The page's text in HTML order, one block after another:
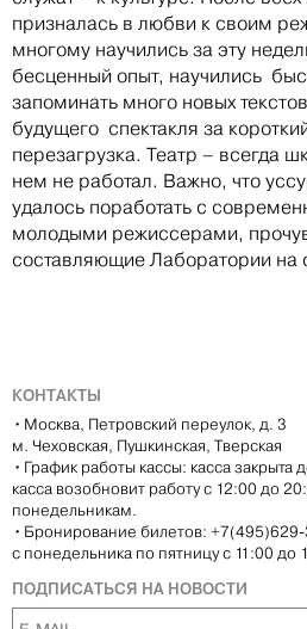
призналась в любви к своим
многому научились за эту
бесценный опыт, научились
запоминать много новых
будущего спектакля за
перезагрузка. Театр – всегда
нем не работал. Важно, что
удалось поработать с
молодыми режиссерами,
составляющие Лаборатории на
КОНТАКТЫ
• Москва, Петровский переулок, д. 3
м. Чеховская, Пушкинская, Тверская
• График работы кассы: касса закрыта
касса возобновит работу с 12:00 до
понедельникам.
• Бронирование билетов:
с понедельника по пятницу с 11:00 до
ПОДПИСАТЬСЯ НА НОВОСТИ